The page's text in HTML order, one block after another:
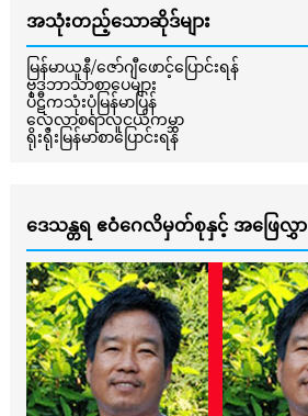
အသုံးတည့်သောဆိုဒ်များ
မြန်မာယူနီ/ဇော်ဂျီဖောင့်ပြောင်းရန်
ဗုဒ္ဓဘာသာစာပေများ
ပိဋကသုံးပုံမြန်မာပြန်
လေ့လာစရာလူငယ်ကမ္ဘာ
ရိုးရိုးမြန်မာစာပြောင်းရန်
ဒေသန္တရ ဧဝံဂေလိမှတ်စုနှင့် အဖြေလွှာ